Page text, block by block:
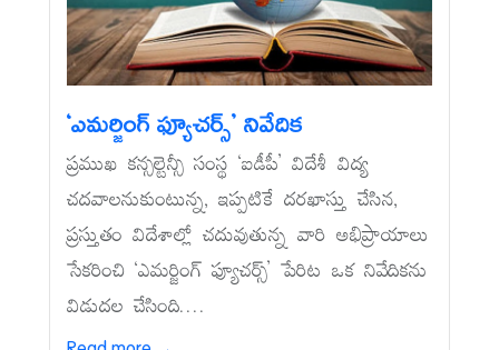
‘ఎమర్జింగ్‌ ఫ్యూచర్స్‌’ నివేదిక
ప్రముఖ కన్సల్టెన్సీ సంస్థ ‘ఐడీపీ’ విదేశీ విద్య
చదవాలనుకుంటున్న, ఇప్పటికే దరఖాస్తు చేసిన,
ప్రస్తుతం విదేశాల్లో చదువుతున్న వారి అభిప్రాయాలు
సేకరించి ‘ఎమర్జింగ్‌ ఫ్యూచర్స్‌’ పేరిట ఒక నివేదికను
విడుదల చేసింది....